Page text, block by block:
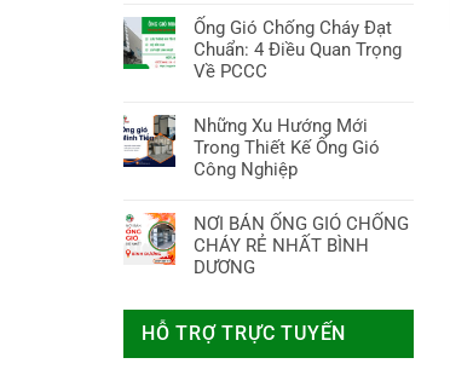
Tối
Ưu
Hiệu
Suất
Cháy
2024:
Bảng
Nhược
Điểm,
Mua
Đâu?
Quạt
Hút
Mái
Nhà
10
Điều
Cần
Hiệu
Suất
Tối
có
bình
luận
Bí
Quyết
Mua
Gió
Công
Nghiệp
Quả
Nhất
Ống Gió Chống Cháy Đạt
Chuẩn: 4 Điều Quan Trọng
Về PCCC
có
bình
luận
Gió
Chống
Cháy
4
Điều
Những Xu Hướng Mới
Trong Thiết Kế Ống Gió
Công Nghiệp
có
bình
luận
Những
Xu
Hướng
NƠI BÁN ỐNG GIÓ CHỐNG
CHÁY RẺ NHẤT BÌNH
DƯƠNG
bình
luận
HỖ TRỢ TRỰC TUYẾN